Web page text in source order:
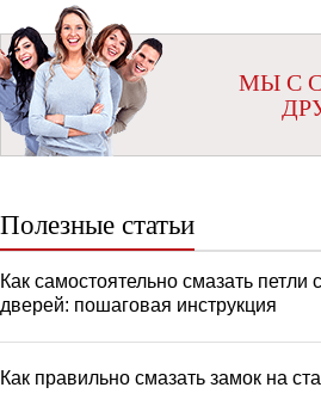
МЫ С
Полезные статьи
Как самостоятельно смазать петли
дверей: пошаговая инструкция
Как правильно смазать замок на